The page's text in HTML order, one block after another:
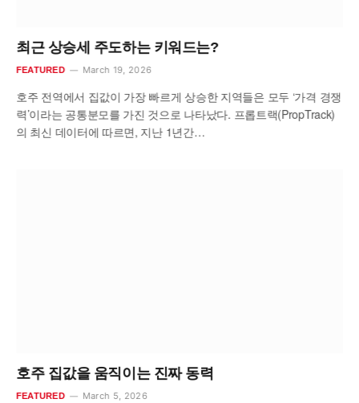
최근 상승세 주도하는 키워드는?
FEATURED March 19, 2026
호주 전역에서 집값이 가장 빠르게 상승한 지역들은 모두 ‘가격 경쟁
력’이라는 공통분모를 가진 것으로 나타났다. 프롭트랙(PropTrack)
의 최신 데이터에 따르면, 지난 1년간…
호주 집값을 움직이는 진짜 동력
FEATURED March 5, 2026